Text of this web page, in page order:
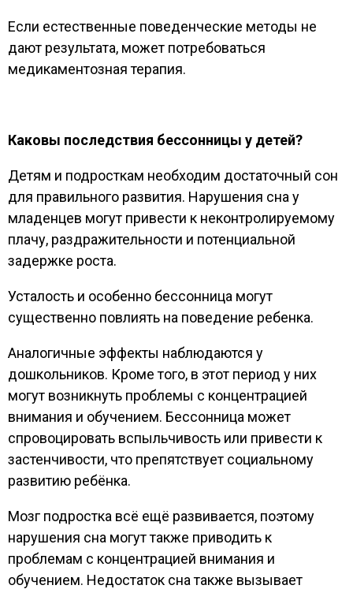
Если естественные поведенческие методы не
дают результата, может потребоваться
медикаментозная терапия.
Каковы последствия бессонницы у детей?
Детям и подросткам необходим достаточный сон
для правильного развития. Нарушения сна у
младенцев могут привести к неконтролируемому
плачу, раздражительности и потенциальной
задержке роста.
Усталость и особенно бессонница могут
существенно повлиять на поведение ребенка.
Аналогичные эффекты наблюдаются у
дошкольников. Кроме того, в этот период у них
могут возникнуть проблемы с концентрацией
внимания и обучением. Бессонница может
спровоцировать вспыльчивость или привести к
застенчивости, что препятствует социальному
развитию ребёнка.
Мозг подростка всё ещё развивается, поэтому
нарушения сна могут также приводить к
проблемам с концентрацией внимания и
обучением. Недостаток сна также вызывает